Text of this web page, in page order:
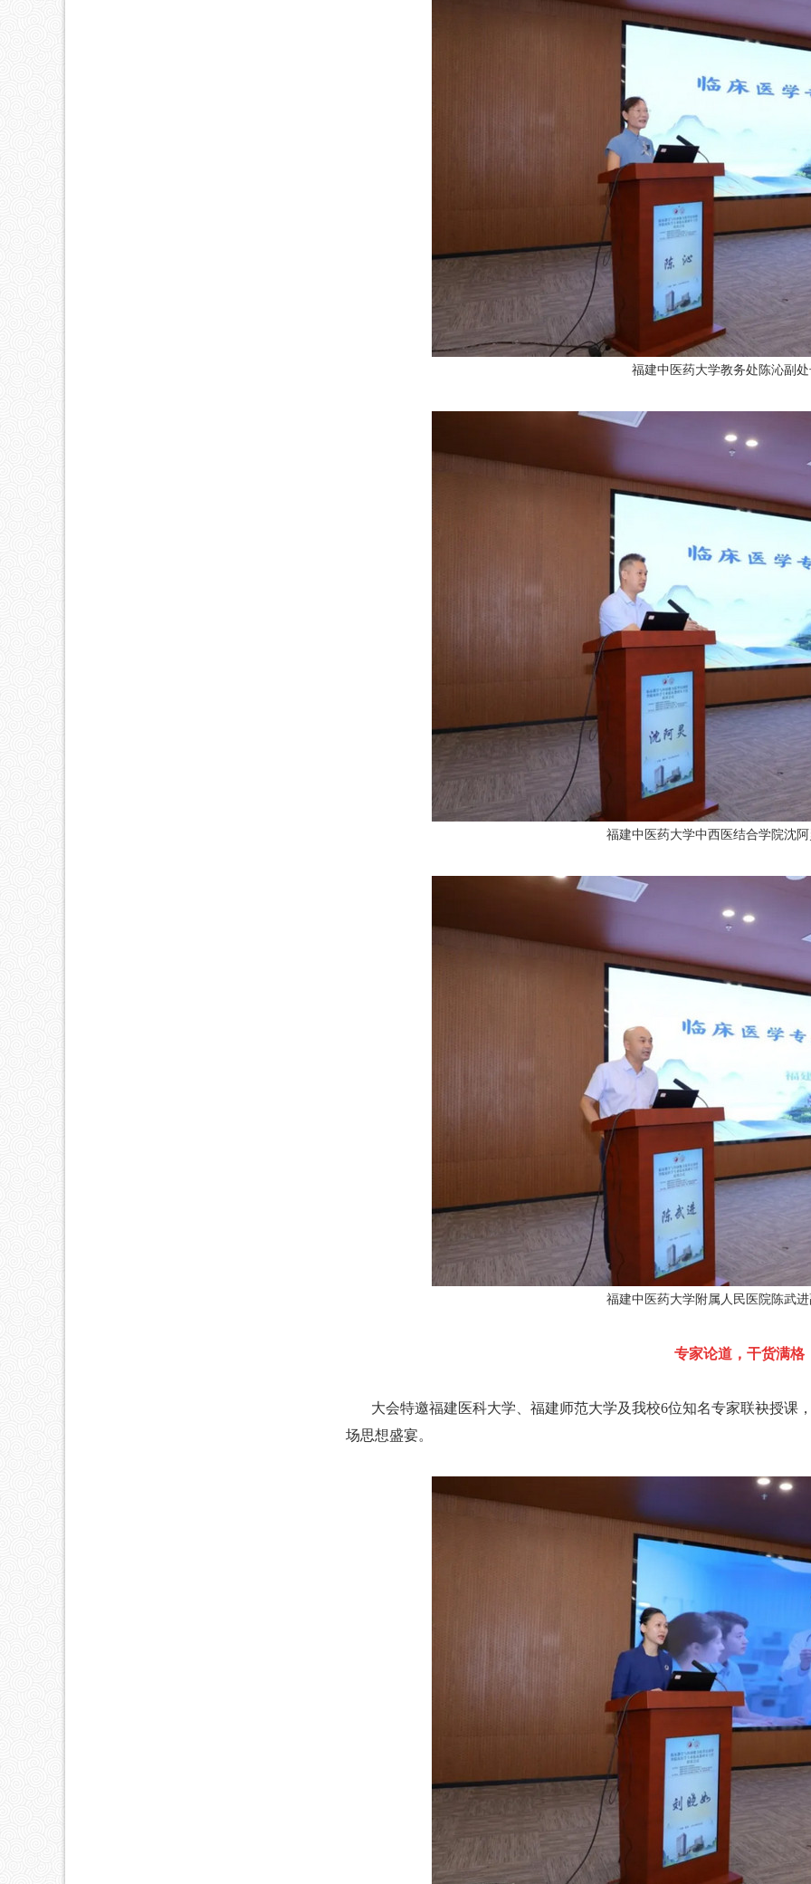
福建中医药大学教务处陈沁副
福建中医药大学中西医结合学院沈
福建中医药大学附属人民医院陈武
专家论道，干货满格
大会特邀福建医科大学、福建师范大学及我校6位知名专家联袂授课
场思想盛宴。